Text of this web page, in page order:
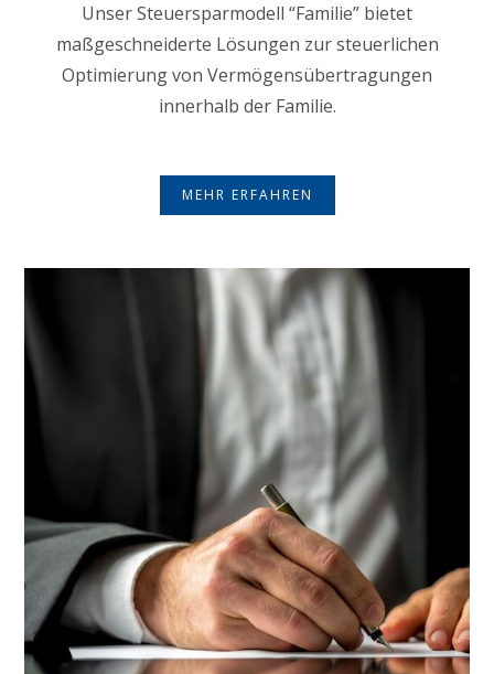
Unser Steuersparmodell “Familie” bietet
maßgeschneiderte Lösungen zur steuerlichen
Optimierung von Vermögensübertragungen
innerhalb der Familie.
MEHR ERFAHREN